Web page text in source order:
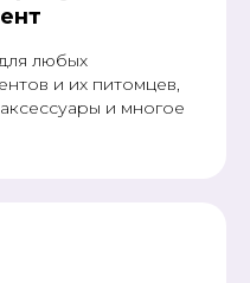
любых
и их питомцев,
и многое